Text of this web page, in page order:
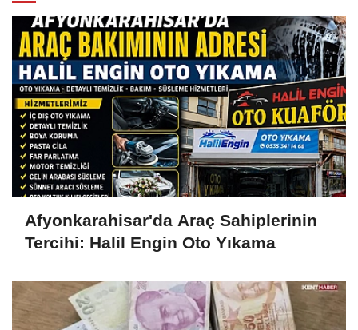
Afyonkarahisar'da Araç Sahiplerinin
Tercihi: Halil Engin Oto Yıkama